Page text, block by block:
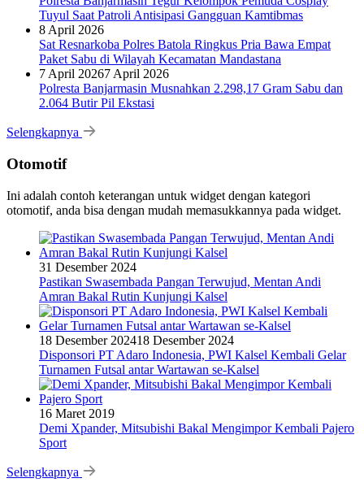
Tuyul Saat Patroli Antisipasi Gangguan Kamtibmas
8 April 2026
Sat Resnarkoba Polres Batola Ringkus Pria Bawa Empat
Paket Sabu di Wilayah Kecamatan Mandastana
7 April 20267 April 2026
Polresta Banjarmasin Musnahkan 2.298,17 Gram Sabu dan
2.064 Butir Pil Ekstasi
Selengkapnya
Otomotif
Ini adalah contoh keterangan untuk widget dengan kategori
otomotif, anda bisa dengan mudah memasukkannya pada widget.
31 Desember 2024
Pastikan Swasembada Pangan Terwujud, Mentan Andi
Amran Bakal Rutin Kunjungi Kalsel
18 Desember 202418 Desember 2024
Disponsori PT Adaro Indonesia, PWI Kalsel Kembali Gelar
Turnamen Futsal antar Wartawan se-Kalsel
16 Maret 2019
Demi Xpander, Mitsubishi Bakal Mengimpor Kembali Pajero
Sport
Selengkapnya